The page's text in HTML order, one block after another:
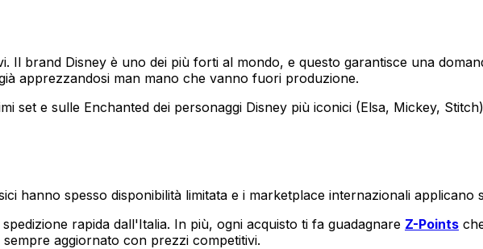
Il brand Disney è uno dei più forti al mondo, e questo garantisce una
apprezzandosi man mano che vanno fuori produzione.
set e sulle Enchanted dei personaggi Disney più iconici (Elsa, Mickey,
hanno spesso disponibilità limitata e i marketplace internazionali applicano
rapida dall'Italia. In più, ogni acquisto ti fa guadagnare Z-Points
aggiornato con prezzi competitivi.